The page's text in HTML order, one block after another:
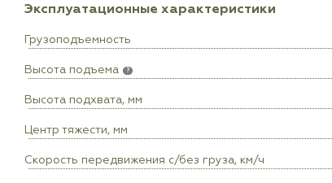
Эксплуатационные характеристики
Грузоподъемность
Высота подъема ?
Высота подхвата, мм
Центр тяжести, мм
Скорость передвижения с/без груза, км/ч